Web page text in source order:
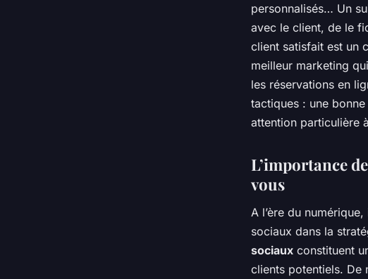
personnalisés… Un
avec le client, de le
client satisfait est un
meilleur marketing
les réservations en
tactiques : une
attention particulière
L’importance
vous
A l’ère du
sociaux dans la
sociaux constituent
clients potentiels. De